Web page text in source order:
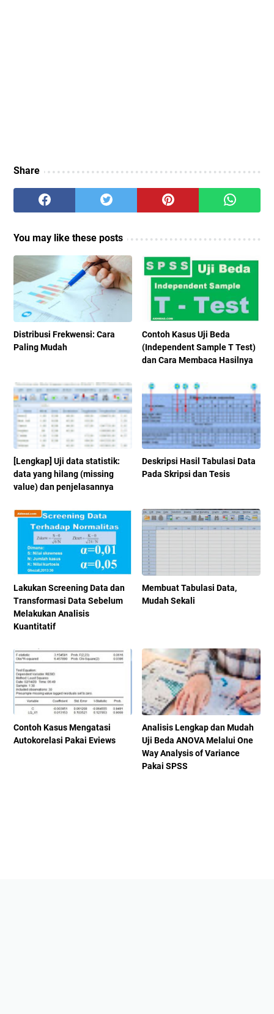
Share
You may like these posts
Distribusi Frekwensi: Cara
Paling Mudah
Contoh Kasus Uji Beda
(Independent Sample T Test)
dan Cara Membaca Hasilnya
[Lengkap] Uji data statistik:
data yang hilang (missing
value) dan penjelasannya
Deskripsi Hasil Tabulasi Data
Pada Skripsi dan Tesis
Lakukan Screening Data dan
Transformasi Data Sebelum
Melakukan Analisis
Kuantitatif
Membuat Tabulasi Data,
Mudah Sekali
Contoh Kasus Mengatasi
Autokorelasi Pakai Eviews
Analisis Lengkap dan Mudah
Uji Beda ANOVA Melalui One
Way Analysis of Variance
Pakai SPSS